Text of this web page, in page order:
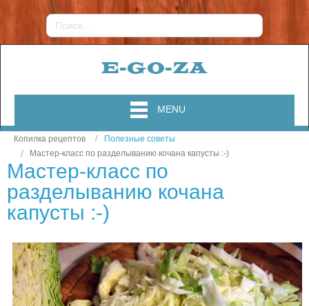
MENU
Копилка рецептов
Полезные советы
Мастер-класс по разделыванию кочана капусты :-)
Мастер-класс по
разделыванию кочана
капусты :-)